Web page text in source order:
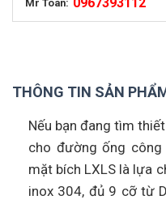
Mr Toàn:
THÔNG TIN SẢN
Nếu bạn đang tìm
cho đường ống
mặt bích LXLS là lựa
inox 304, đủ 9 cỡ từ